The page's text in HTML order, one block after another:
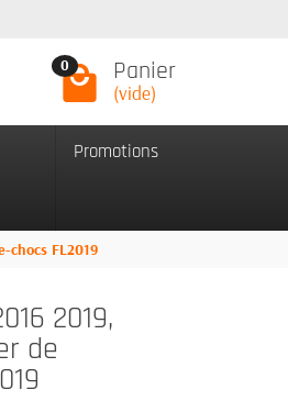
0 Panier
(vide)
Promotions
chocs FL2019
2019,
de